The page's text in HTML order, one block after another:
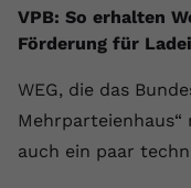
VPB: So erhalten
Förderung für
WEG, die das
auch ein paar